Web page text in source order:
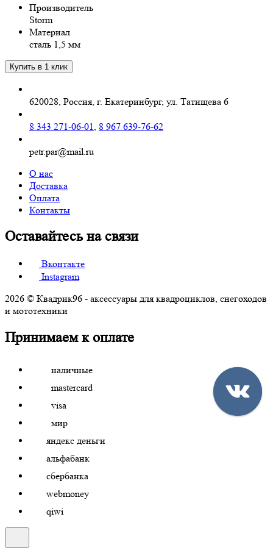
Производитель
Storm
Материал
сталь 1,5 мм
620028, Россия, г. Екатеринбург, ул. Татищева 6
8 343 271-06-01 8 967 639-76-62
petr.par@mail.ru
О нас
Доставка
Оплата
Контакты
Оставайтесь на связи
Вконтакте
Instagram
2026 © Квадрик96 - аксессуары для квадроциклов, снегоходов
и мототехники
Принимаем к оплате
наличные
mastercard
visa
мир
яндекс деньги
альфабанк
сбербанка
webmoney
qiwi